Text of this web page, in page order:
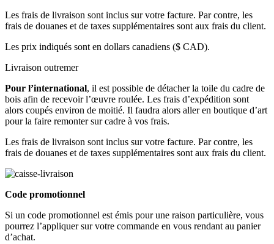
Les frais de livraison sont inclus sur votre facture. Par contre, les
frais de douanes et de taxes supplémentaires sont aux frais du client.
Les prix indiqués sont en dollars canadiens ($ CAD).
Livraison outremer
Pour l’international, il est possible de détacher la toile du cadre de
bois afin de recevoir l’œuvre roulée. Les frais d’expédition sont
alors coupés environ de moitié. Il faudra alors aller en boutique d’art
pour la faire remonter sur cadre à vos frais.
Les frais de livraison sont inclus sur votre facture. Par contre, les
frais de douanes et de taxes supplémentaires sont aux frais du client.
Code promotionnel
Si un code promotionnel est émis pour une raison particulière, vous
pourrez l’appliquer sur votre commande en vous rendant au panier
d’achat.